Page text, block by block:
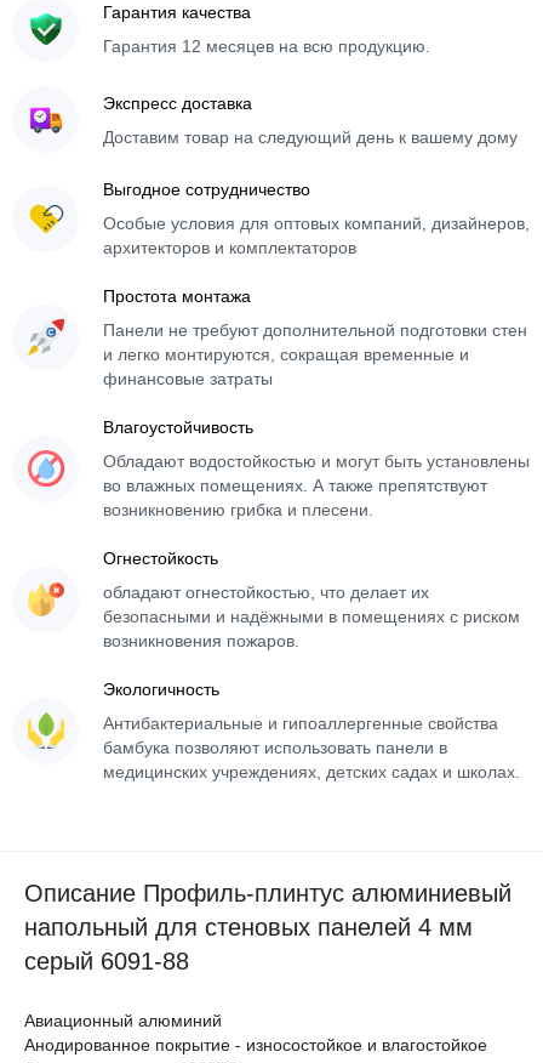
Гарантия качества
Гарантия 12 месяцев на всю продукцию.
Экспресс доставка
Доставим товар на следующий день к вашему дому
Выгодное сотрудничество
Особые условия для оптовых компаний, дизайнеров,
архитекторов и комплектаторов
Простота монтажа
Панели не требуют дополнительной подготовки стен
и легко монтируются, сокращая временные и
финансовые затраты
Влагоустойчивость
Обладают водостойкостью и могут быть установлены
во влажных помещениях. А также препятствуют
возникновению грибка и плесени.
Огнестойкость
обладают огнестойкостью, что делает их
безопасными и надёжными в помещениях с риском
возникновения пожаров.
Экологичность
Антибактериальные и гипоаллергенные свойства
бамбука позволяют использовать панели в
медицинских учреждениях, детских садах и школах.
Описание Профиль-плинтус алюминиевый
напольный для стеновых панелей 4 мм
серый 6091-88
Авиационный алюминий
Анодированное покрытие - износостойкое и влагостойкое